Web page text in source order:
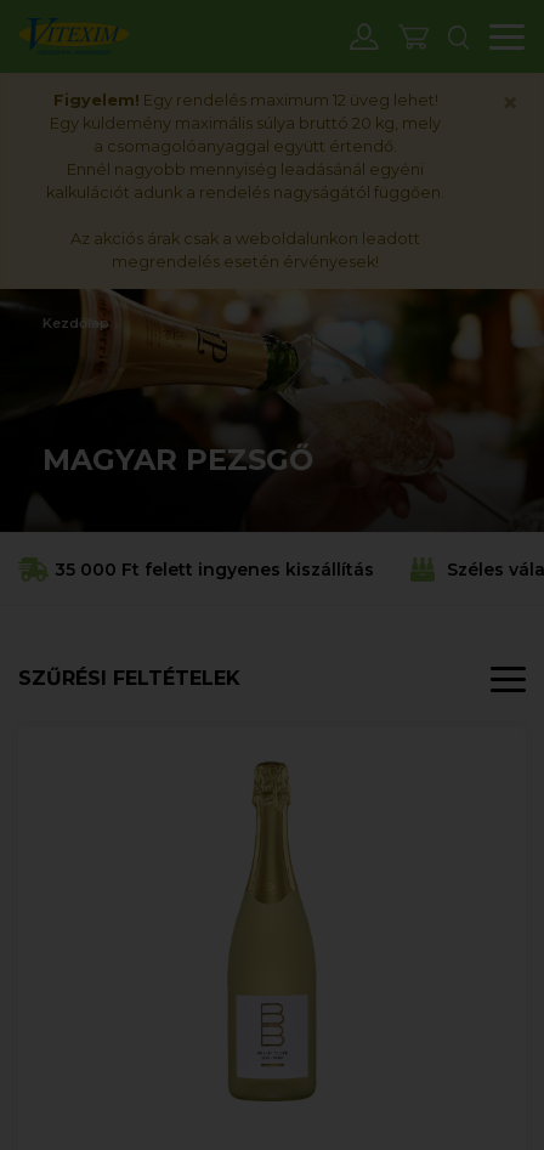
Figyelem! Egy rendelés maximum 12 üveg lehet!
Egy küldemény maximális súlya bruttó 20 kg, mely
a csomagolóanyaggal együtt értendő.
Ennél nagyobb mennyiség leadásánál egyéni
kalkulációt adunk a rendelés nagyságától függően.
Az akciós árak csak a weboldalunkon leadott
megrendelés esetén érvényesek!
Kezdőlap
MAGYAR PEZSGŐ
35 000 Ft felett ingyenes kiszállítás Széles
SZŰRÉSI FELTÉTELEK